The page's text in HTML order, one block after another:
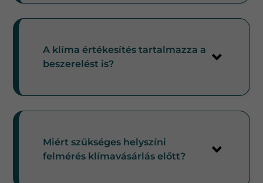
A klíma értékesítés tartalmazza a
beszerelést is?
Miért szükséges helyszíni
felmérés klímavásárlás előtt?